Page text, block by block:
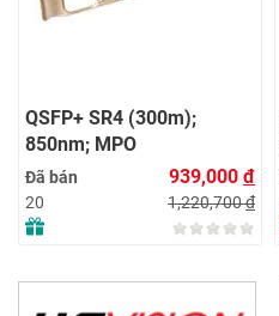
QSFP+ SR4 (300m);
850nm; MPO
Đã bán
20
939,000 đ
1,220,700đ